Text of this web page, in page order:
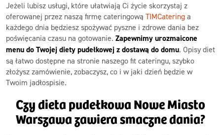
Jeżeli lubisz usługi, które ułatwiają Ci życie skorzystaj z
oferowanej przez naszą firmę cateringową TIMCatering a
każdego dnia będziesz spożywać pyszne i zdrowe dania bez
poświęcania czasu na gotowanie. Zapewnimy urozmaicone
menu do Twojej diety pudełkowej z dostawą do domu. Opisy diet
są łatwo dostępne na stronie naszego fit cateringu, szybko
złożysz zamówienie, zobaczysz, co i w jaki dzień będzie w
Twoim jadłospisie.
Czy dieta pudełkowa Nowe Miasto
Warszawa zawiera smaczne dania?